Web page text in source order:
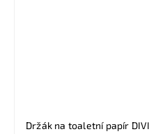
Držák na toaletní papír